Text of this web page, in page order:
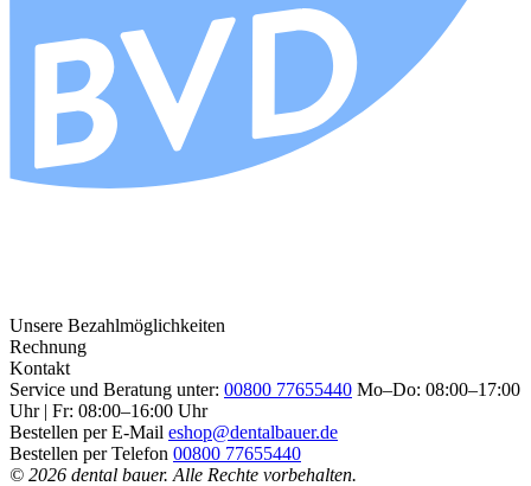
Unsere Bezahlmöglichkeiten
Rechnung
Kontakt
Service und Beratung unter: 00800 77655440 Mo–Do: 08:00–17:00
Uhr | Fr: 08:00–16:00 Uhr
Bestellen per E-Mail eshop@dentalbauer.de
Bestellen per Telefon 00800 77655440
© 2026 dental bauer. Alle Rechte vorbehalten.